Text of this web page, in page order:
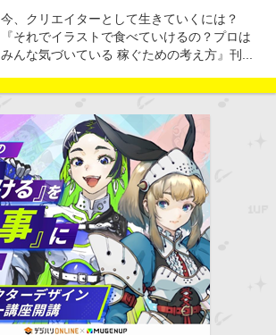
今、クリエイターとして生きていくには？
『それでイラストで食べていけるの？プロは
みんな気づいている 稼ぐための考え方』刊...